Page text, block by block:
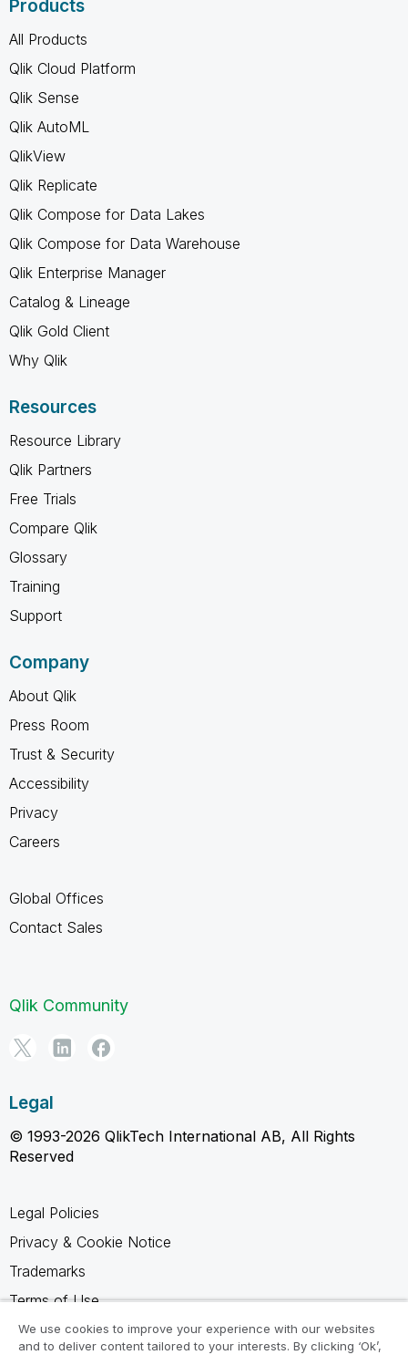
Products
All Products
Qlik Cloud Platform
Qlik Sense
Qlik AutoML
QlikView
Qlik Replicate
Qlik Compose for Data Lakes
Qlik Compose for Data Warehouse
Qlik Enterprise Manager
Catalog & Lineage
Qlik Gold Client
Why Qlik
Resources
Resource Library
Qlik Partners
Free Trials
Compare Qlik
Glossary
Training
Support
Company
About Qlik
Press Room
Trust & Security
Accessibility
Privacy
Careers
Global Offices
Contact Sales
Qlik Community
Legal
© 1993-2026 QlikTech International AB, All Rights
Reserved
Legal Policies
Privacy & Cookie Notice
Trademarks
Terms of Use
Legal Agreements
We use cookies to improve your experience with our websites
and to deliver content tailored to your interests. By clicking ‘Ok’,